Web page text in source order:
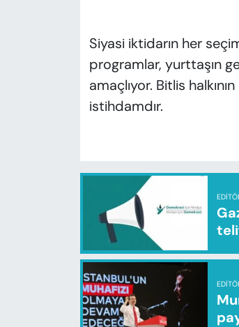
Siyasi iktidarın her
programlar, yurttaşın
amaçlıyor. Bitlis
istihdamdır.